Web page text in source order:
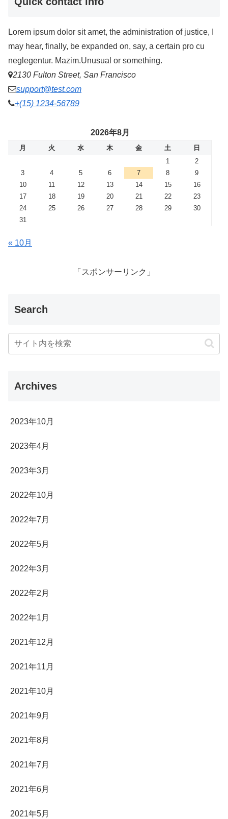
Lorem ipsum dolor sit amet, the administration of justice, I
may hear, finally, be expanded on, say, a certain pro cu
neglegentur. Mazim.Unusual or something.
2130 Fulton Street, San Francisco
support@test.com
+(15) 1234-56789
2026年8月
月 火 水 木 金 土
日
1
2
3
4 5 6 7 8
9
10
11 12 13 14 15
16
17
18 19 20 21 22
23
24
25 26 27 28 29
30
31
« 10月
「スポンサーリンク」
Search
Archives
2023年10月
2023年4月
2023年3月
2022年10月
2022年7月
2022年5月
2022年3月
2022年2月
2022年1月
2021年12月
2021年11月
2021年10月
2021年9月
2021年8月
2021年7月
2021年6月
2021年5月